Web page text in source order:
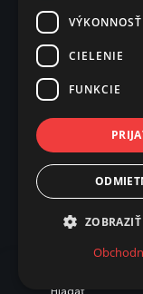
Hľadať
VÝKONNOSŤ
CIELENIE
FUNKCIE